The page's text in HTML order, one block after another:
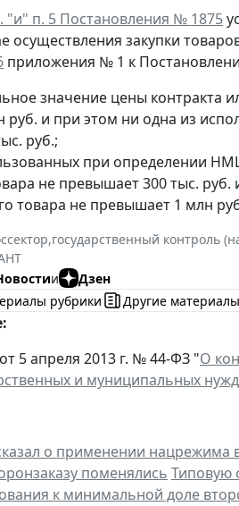
"и" п. 5 Постановления № 1875
осуществления закупки
приложения № 1 к
значение цены контракта
и при этом ни одна из
руб.;
при определении
не превышает 300 тыс.
товара не превышает 1 млн
,государственный контроль
и
Дзен
рубрики
Другие
5 апреля 2013 г. № 44-ФЗ "О
и муниципальных нужд
о применении нацрежима
поменялись Типовую
к минимальной доле